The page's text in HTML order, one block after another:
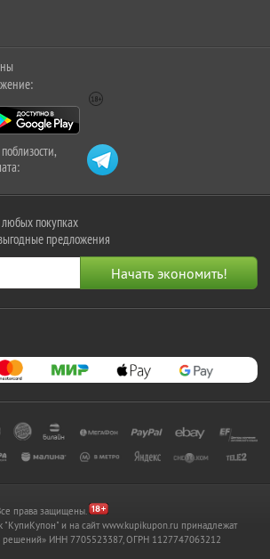
покупках
предложения
права защищены.
"КупиКупон" и на сайт www.kupikupon.ru принадлежат
решений» ИНН 7705523387, ОГРН 1127747063212